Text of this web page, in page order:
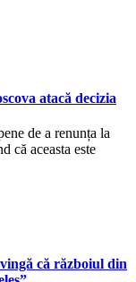
atacă decizia
de a renunța la
că aceasta este
că războiul din